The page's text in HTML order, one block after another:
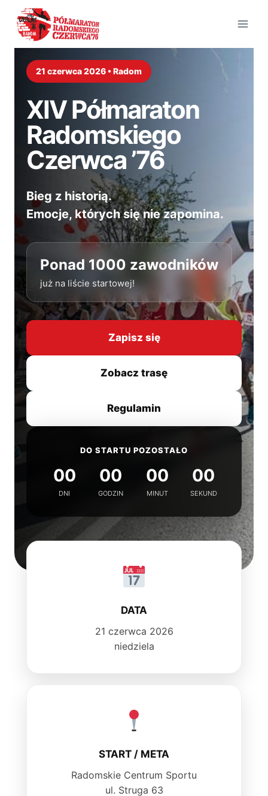
Przejdź
treści
21 czerwca 2026 • Radom
XIV Półmaraton
Radomskiego
Czerwca ’76
Bieg z historią.
Emocje, których się nie zapomina.
Ponad 1000 zawodników
już na liście startowej!
Zapisz się
Zobacz trasę
Regulamin
DO STARTU POZOSTAŁO
00
DNI
00
GODZIN
00
MINUT
00
SEKUND
DATA
21 czerwca 2026
niedziela
START / META
Radomskie Centrum Sportu
ul. Struga 63